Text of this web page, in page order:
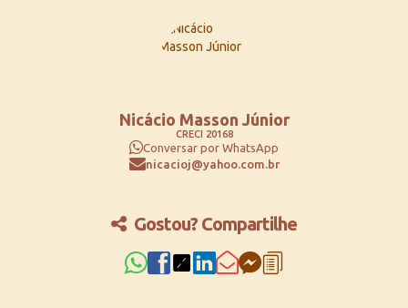
Nicácio Masson Júnior
CRECI 20168
Conversar por WhatsApp
nicacioj@yahoo.com.br
Gostou? Compartilhe